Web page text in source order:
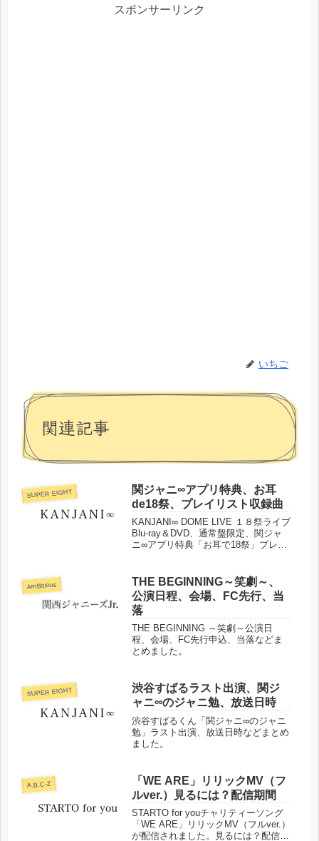
スポンサーリンク
いちご
関連記事
SUPER EIGHT
関ジャニ∞アプリ特典、お耳
de18祭、プレイリスト収録曲
KANJANI∞ DOME LIVE １８祭ライブ
Blu-ray＆DVD、通常盤限定、関ジャ
ニ∞アプリ特典「お耳で18祭」プレイ
AmBitious
THE BEGINNING～笑劇～、
公演日程、会場、FC先行、当
落
THE BEGINNING ～笑劇～公演日
程、会場、FC先行申込、当落などま
とめました。
SUPER EIGHT
渋谷すばるラスト出演、関ジ
ャニ∞のジャニ勉、放送日時
渋谷すばるくん「関ジャニ∞のジャニ
勉」ラスト出演、放送日時などまとめ
ました。
A.B.C-Z
「WE ARE」リリックMV（フ
ルver.）見るには？配信期間
STARTO for youチャリティーソング
「WE ARE」リリックMV（フルver.）
が配信されました。見るには？配信期